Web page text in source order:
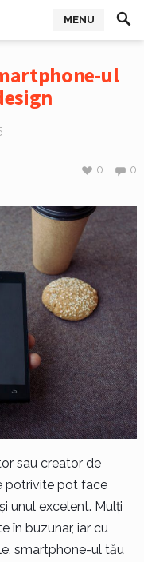
MENU
ul
0
0
sau creator de
potrivite pot face
unul excelent. Mulți
în buzunar, iar cu
smartphone-ul tău